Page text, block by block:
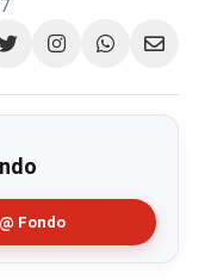
Fondo